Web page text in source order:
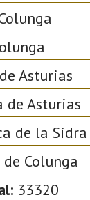
Asturias
de Asturias
de la Sidra
Colunga
33320